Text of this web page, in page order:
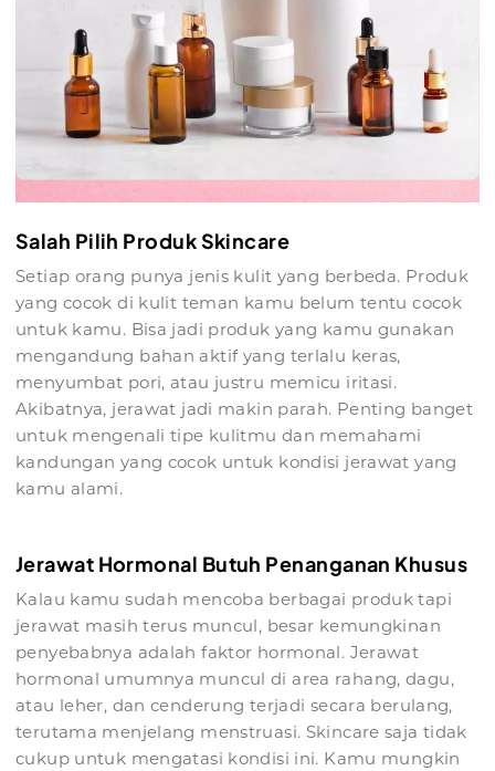
Salah Pilih Produk Skincare
Setiap orang punya jenis kulit yang berbeda. Produk
yang cocok di kulit teman kamu belum tentu cocok
untuk kamu. Bisa jadi produk yang kamu gunakan
mengandung bahan aktif yang terlalu keras,
menyumbat pori, atau justru memicu iritasi.
Akibatnya, jerawat jadi makin parah. Penting banget
untuk mengenali tipe kulitmu dan memahami
kandungan yang cocok untuk kondisi jerawat yang
kamu alami.
Jerawat Hormonal Butuh Penanganan Khusus
Kalau kamu sudah mencoba berbagai produk tapi
jerawat masih terus muncul, besar kemungkinan
penyebabnya adalah faktor hormonal. Jerawat
hormonal umumnya muncul di area rahang, dagu,
atau leher, dan cenderung terjadi secara berulang,
terutama menjelang menstruasi. Skincare saja tidak
cukup untuk mengatasi kondisi ini. Kamu mungkin